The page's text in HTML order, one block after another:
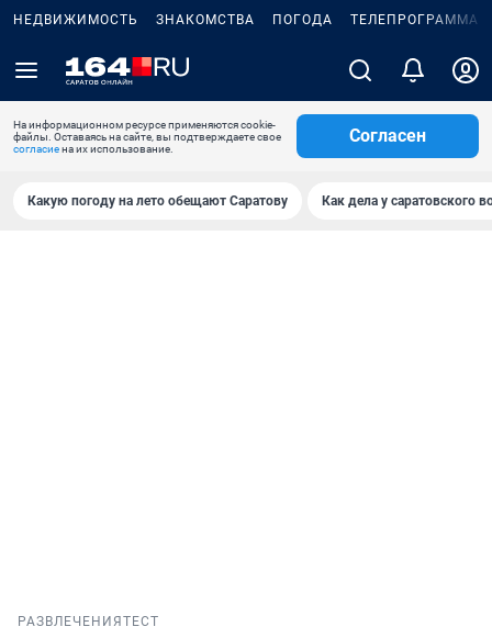
НЕДВИЖИМОСТЬ ЗНАКОМСТВА ПОГОДА ТЕЛЕПРОГРАММА
На информационном ресурсе применяются cookie-
файлы. Оставаясь на сайте, вы подтверждаете свое
согласиена их использование.
Согласен
Какую погоду на лето обещают Саратову Как дела у саратовского
РАЗВЛЕЧЕНИЯ ТЕСТ